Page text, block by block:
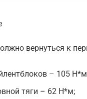
вернуться к
– 105
тяги – 62 Н*м;